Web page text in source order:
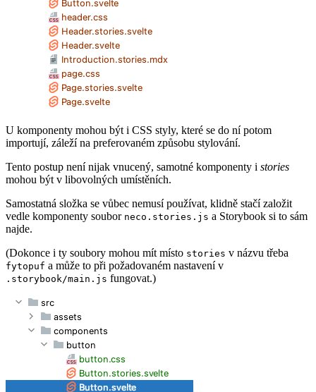
U komponenty mohou být i CSS styly, které se do ní potom
importují, záleží na preferovaném způsobu stylování.
Tento postup není nijak vnucený, samotné komponenty i stories
mohou být v libovolných umístěních.
Samostatná složka se vůbec nemusí používat, klidně stačí založit
vedle komponenty soubor neco.stories.js a Storybook si to sám
najde.
(Dokonce i ty soubory mohou mít místo stories v názvu třeba
fytopuf a může to při požadovaném nastavení v
.storybook/main.js fungovat.)